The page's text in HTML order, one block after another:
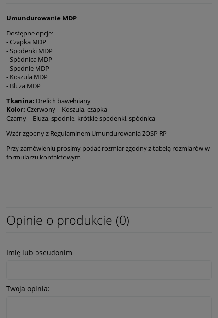
Umundurowanie MDP
Dostępne opcje:
- Czapka MDP
- Spodenki MDP
- Spódnica MDP
- Spodnie MDP
- Koszula MDP
- Bluza MDP
Tkanina: Drelich bawełniany
Kolor: Czerwony – Koszula, czapka
Czarny – Bluza, spodnie, krótkie spodenki, spódnica
Wzór zgodny z Regulaminem Umundurowania ZOSP RP
Przy zamówieniu prosimy podać rozmiar zgodny z tabelą rozmiarów w
formularzu kontaktowym
Opinie o produkcie (0)
Imię lub pseudonim:
Twoja opinia: